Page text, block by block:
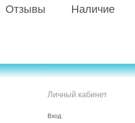
Отзывы Наличие
Личный кабинет
Вход